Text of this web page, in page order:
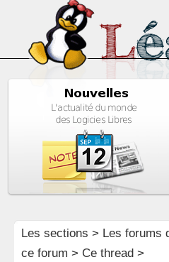
Les sections > Les forums
ce forum > Ce thread >